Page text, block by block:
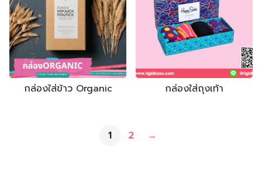
กล่องใส่ข้าว Organic กล่องใส่ถุงเท้า
1 2 →